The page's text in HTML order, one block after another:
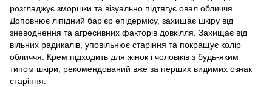
розгладжує зморшки та візуально підтягує овал обличчя.
Доповнює ліпідний бар'єр епідермісу, захищає шкіру від
зневоднення та агресивних факторів довкілля. Захищає від
вільних радикалів, уповільнює старіння та покращує колір
обличчя. Крем підходить для жінок і чоловіків з будь-яким
типом шкіри, рекомендований вже за перших видимих ​​ознак
старіння.